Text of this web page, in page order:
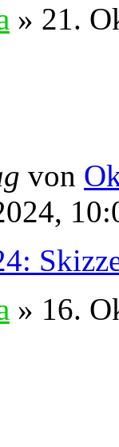
» 21.
von
» 16.